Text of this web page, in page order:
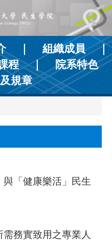
組織成員 ｜
程 ｜院系特色
規章
「健康樂活」民生
務實致用之專業人